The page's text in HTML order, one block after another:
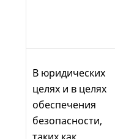
В юридических
целях и в целях
обеспечения
безопасности,